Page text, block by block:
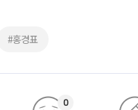
#홍경표
0